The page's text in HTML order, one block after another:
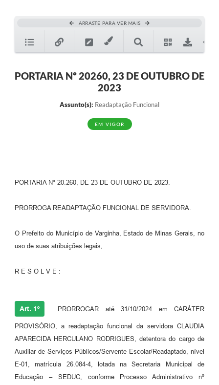
ARRASTE PARA VER MAIS
PORTARIA Nº 20260, 23 DE OUTUBRO DE
2023
Assunto(s): Readaptação Funcional
EM VIGOR
PORTARIA Nº 20.260, DE 23 DE OUTUBRO DE 2023.
PRORROGA READAPTAÇÃO FUNCIONAL DE SERVIDORA.
O Prefeito do Município de Varginha, Estado de Minas Gerais, no
uso de suas atribuições legais,
R E S O L V E :
Art. 1º PRORROGAR até 31/10/2024 em CARÁTER
PROVISÓRIO, a readaptação funcional da servidora CLAUDIA
APARECIDA HERCULANO RODRIGUES, detentora do cargo de
Auxiliar de Serviços Públicos/Servente Escolar/Readaptado, nível
E-01, matrícula 26.084-4, lotada na Secretaria Municipal de
Educação – SEDUC, conforme Processo Administrativo nº